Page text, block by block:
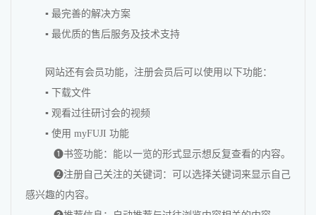
▪ 最完善的解决方案
▪ 最优质的售后服务及技术支持
网站还有会员功能，注册会员后可以使用以下功能：
▪ 下载文件
▪ 观看过往研讨会的视频
▪ 使用 myFUJI 功能
❶书签功能：能以一览的形式显示想反复查看的内容。
❷注册自己关注的关键词：可以选择关键词来显示自己
感兴趣的内容。